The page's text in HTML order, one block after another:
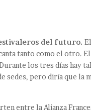
del futuro.
tanto como el otro.
los tres días hay
sedes, pero diría que la
entre la Alianza